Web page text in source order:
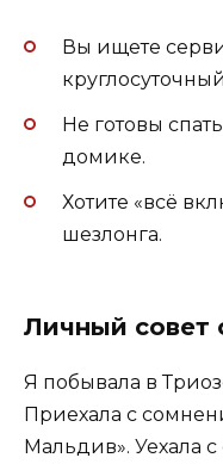
Вы ищете
Не готовы
домике.
Хотите «всё
шезлонга.
Личный совет
Я побывала в
Приехала с
Мальдив». Уехала